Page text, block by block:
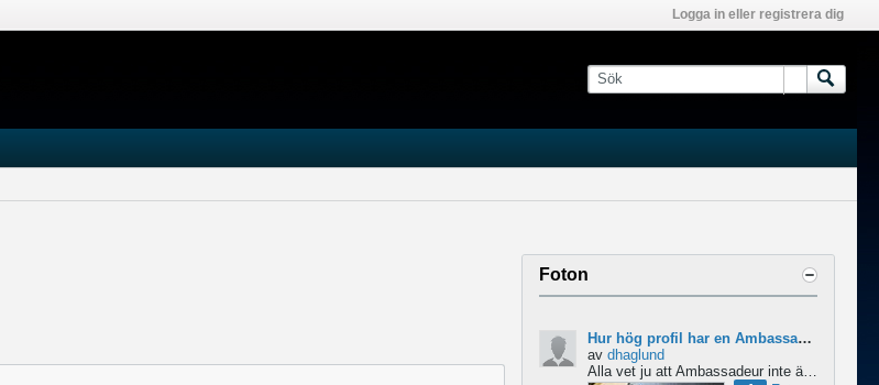
Logga in eller registrera dig
Foton
Hur hög profil har en Ambassadeur?
av dhaglund
Alla vet ju att Ambassadeur inte är en lågprofilrulle, det är tydligt. Men hur hög profil har de egentligen?...